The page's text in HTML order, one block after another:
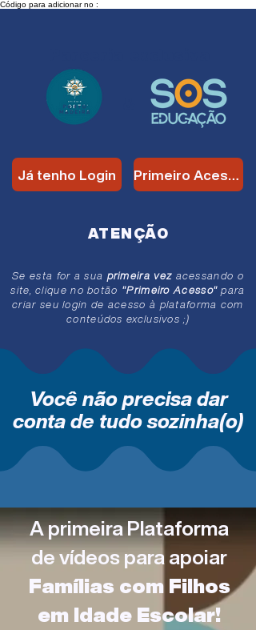
Código para adicionar no :
Já tenho Login Primeiro Acesso
ATENÇÃO
Se esta for a sua primeira vez acessando o
site, clique no botão "Primeiro Acesso" para
criar seu login de acesso à plataforma com
conteúdos exclusivos ;)
Você não precisa dar
conta de tudo sozinha(o)
A primeira Plataforma
de vídeos para apoiar
Famílias com Filhos
em Idade Escolar!